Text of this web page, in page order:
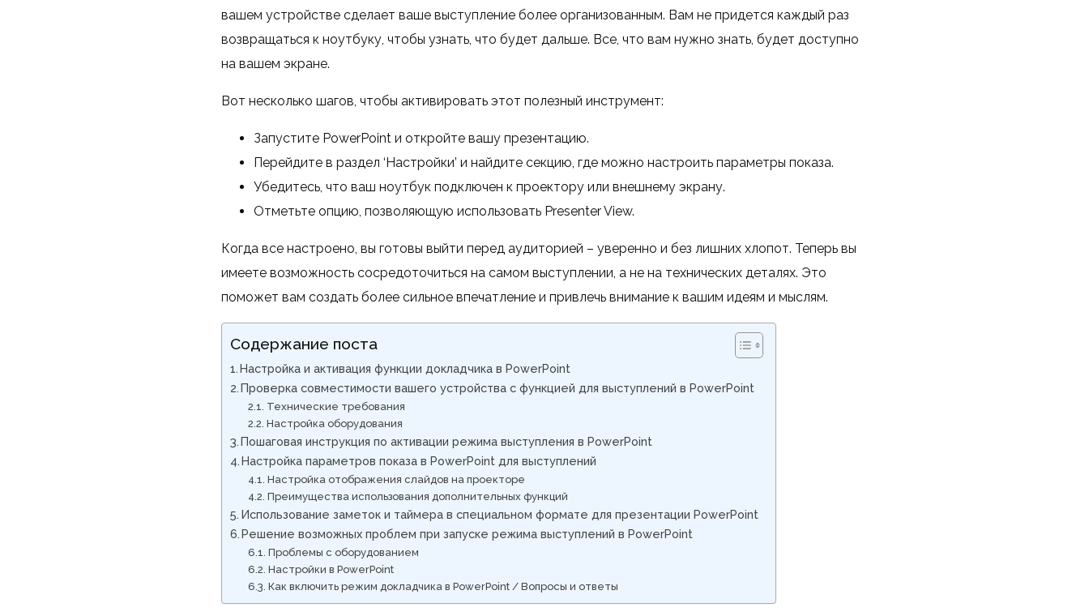
вашем устройстве сделает ваше выступление более организованным. Вам не придется каждый раз
возвращаться к ноутбуку, чтобы узнать, что будет дальше. Все, что вам нужно знать, будет доступно
на вашем экране.
Вот несколько шагов, чтобы активировать этот полезный инструмент:
Запустите PowerPoint и откройте вашу презентацию.
Перейдите в раздел ‘Настройки’ и найдите секцию, где можно настроить параметры показа.
Убедитесь, что ваш ноутбук подключен к проектору или внешнему экрану.
Отметьте опцию, позволяющую использовать Presenter View.
Когда все настроено, вы готовы выйти перед аудиторией – уверенно и без лишних хлопот. Теперь вы
имеете возможность сосредоточиться на самом выступлении, а не на технических деталях. Это
поможет вам создать более сильное впечатление и привлечь внимание к вашим идеям и мыслям.
Содержание поста
Настройка и активация функции докладчика в PowerPoint
Проверка совместимости вашего устройства с функцией для выступлений в PowerPoint
Технические требования
Настройка оборудования
Пошаговая инструкция по активации режима выступления в PowerPoint
Настройка параметров показа в PowerPoint для выступлений
Настройка отображения слайдов на проекторе
Преимущества использования дополнительных функций
Использование заметок и таймера в специальном формате для презентации PowerPoint
Решение возможных проблем при запуске режима выступлений в PowerPoint
Проблемы с оборудованием
Настройки в PowerPoint
Как включить режим докладчика в PowerPoint / Вопросы и ответы